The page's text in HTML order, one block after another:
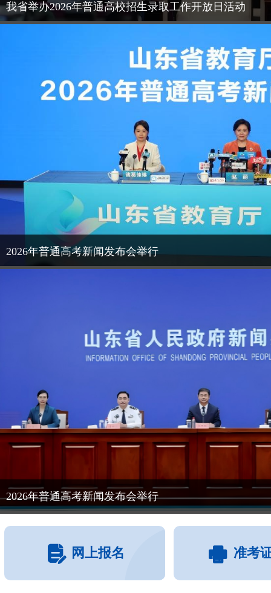
我省举办2026年普通高校招生录取工作开放日活动
2026年普通高考新闻发布会举行
2026年普通高考新闻发布会举行
网上报名 准考